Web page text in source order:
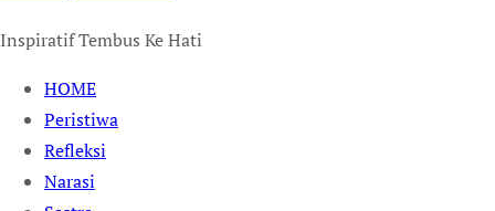
Inspiratif Tembus Ke Hati
HOME
Peristiwa
Refleksi
Narasi